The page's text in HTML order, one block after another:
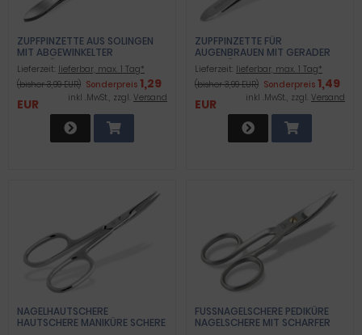
ZUPFPINZETTE AUS SOLINGEN
MIT ABGEWINKELTER
ZUPFFLÄCHE
Lieferzeit: lieferbar, max. 1 Tag*
(bisher 3,99 EUR) Sonderpreis 1,29
EUR
inkl .MwSt., zzgl. Versand
ZUPFPINZETTE FÜR
AUGENBRAUEN MIT GERADER
ZUPFFLÄCHE 8,8 CM
Lieferzeit: lieferbar, max. 1 Tag*
(bisher 3,99 EUR) Sonderpreis 1,49
EUR
inkl .MwSt., zzgl. Versand
NAGELHAUTSCHERE
HAUTSCHERE MANIKÜRE SCHERE
FUSSNAGELSCHERE PEDIKÜRE N
AGELSCHERE MIT SCHARFER M